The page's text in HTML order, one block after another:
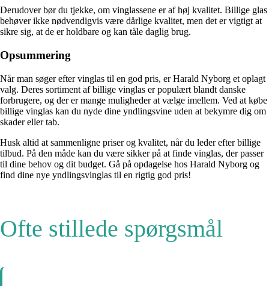
Derudover bør du tjekke, om vinglassene er af høj kvalitet. Billige glas
behøver ikke nødvendigvis være dårlige kvalitet, men det er vigtigt at
sikre sig, at de er holdbare og kan tåle daglig brug.
Opsummering
Når man søger efter vinglas til en god pris, er Harald Nyborg et oplagt
valg. Deres sortiment af billige vinglas er populært blandt danske
forbrugere, og der er mange muligheder at vælge imellem. Ved at købe
billige vinglas kan du nyde dine yndlingsvine uden at bekymre dig om
skader eller tab.
Husk altid at sammenligne priser og kvalitet, når du leder efter billige
tilbud. På den måde kan du være sikker på at finde vinglas, der passer
til dine behov og dit budget. Gå på opdagelse hos Harald Nyborg og
find dine nye yndlingsvinglas til en rigtig god pris!
Ofte stillede spørgsmål